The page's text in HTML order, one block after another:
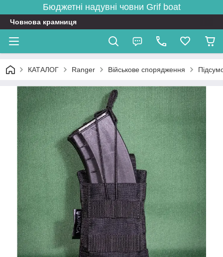
Бюджетні надувні човни Grif boat
Човнова крамниця
КАТАЛОГ Ranger Військове спорядження